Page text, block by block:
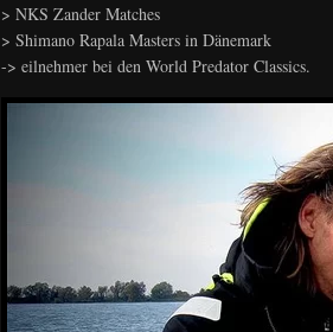
> NKS Zander Matches
> Shimano Rapala Masters in Dänemark
-> eilnehmer bei den World Predator Classics.